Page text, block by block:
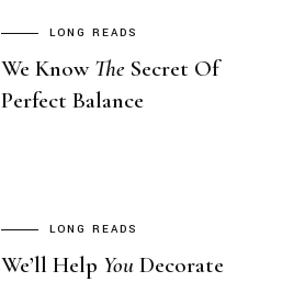
LONG READS
We Know The Secret Of
Perfect Balance
LONG READS
We’ll Help You Decorate